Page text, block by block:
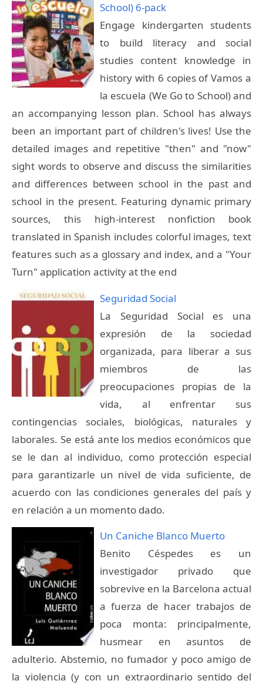
School) 6-pack
Engage kindergarten students
to build literacy and social
studies content knowledge in
history with 6 copies of Vamos a
la escuela (We Go to School) and
an accompanying lesson plan. School has always
been an important part of children's lives! Use the
detailed images and repetitive "then" and "now"
sight words to observe and discuss the similarities
and differences between school in the past and
school in the present. Featuring dynamic primary
sources, this high-interest nonfiction book
translated in Spanish includes colorful images, text
features such as a glossary and index, and a "Your
Turn" application activity at the end
Seguridad Social
La Seguridad Social es una
expresión de la sociedad
organizada, para liberar a sus
miembros de las
preocupaciones propias de la
vida, al enfrentar sus
contingencias sociales, biológicas, naturales y
laborales. Se está ante los medios económicos que
se le dan al individuo, como protección especial
para garantizarle un nivel de vida suficiente, de
acuerdo con las condiciones generales del país y
en relación a un momento dado.
Un Caniche Blanco Muerto
Benito Céspedes es un
investigador privado que
sobrevive en la Barcelona actual
a fuerza de hacer trabajos de
poca monta: principalmente,
husmear en asuntos de
adulterio. Abstemio, no fumador y poco amigo de
la violencia (y con un extraordinario sentido del